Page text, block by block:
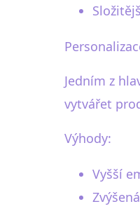
Jedním z
vytvářet
Výhody:
Vyšší